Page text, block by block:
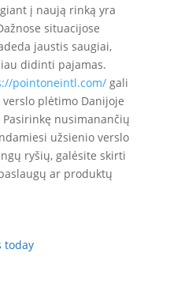
į naują rinką yra
situacijose
jaustis saugiai,
didinti pajamas.
pointoneintl.com/gali
plėtimo Danijoje
nusimanančių
užsienio verslo
ryšių, galėsite skirti
ar produktų
today